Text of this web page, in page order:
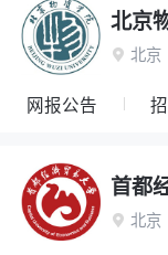
北京
 北京
网报公告
首都
 北京